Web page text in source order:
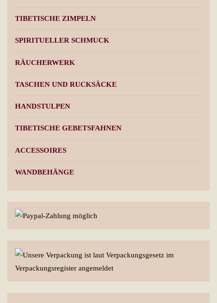
TIBETISCHE ZIMPELN
SPIRITUELLER SCHMUCK
RÄUCHERWERK
TASCHEN UND RUCKSÄCKE
HANDSTULPEN
TIBETISCHE GEBETSFAHNEN
ACCESSOIRES
WANDBEHÄNGE